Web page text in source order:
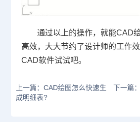
通过以上的操作，就能CAD
高效，大大节约了设计师的工作
CAD软件试试吧。
上一篇：CAD绘图怎么快速生
成明细表?
下一篇